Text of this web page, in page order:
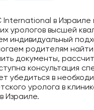
International в
урологов высшей
индивидуальный
родителям
документы,
консультация
убедиться в
уролога в
Израиле.